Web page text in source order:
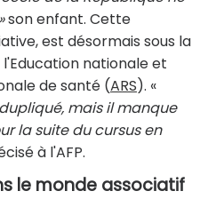
son enfant. Cette
est désormais sous la
nationale et
de santé (ARS). «
mais il manque
la suite du cursus en
à l'AFP.
le monde associatif